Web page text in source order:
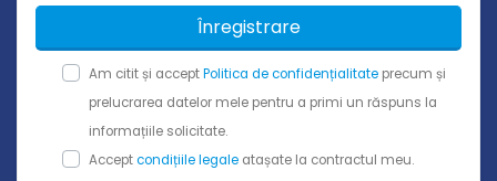
Înregistrare
Am citit și acceptPolitica de confidențialitate precum și
prelucrarea datelor mele pentru a primi un răspuns la
informațiile solicitate.
Acceptcondițiile legale atașate la contractul meu.